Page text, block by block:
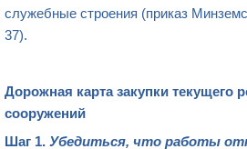
служебные строения (приказ
37).
Дорожная карта закупки текущего
сооружений
Шаг 1. Убедиться, что работы